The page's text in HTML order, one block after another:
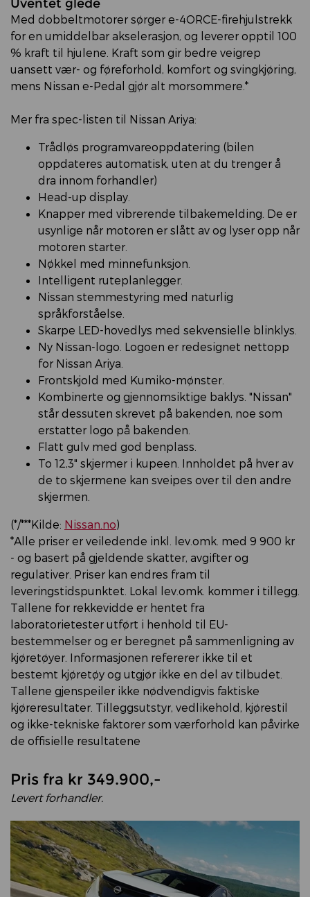
Uventet glede
Med dobbeltmotorer sørger e-4ORCE-firehjulstrekk
for en umiddelbar akselerasjon, og leverer opptil 100
% kraft til hjulene. Kraft som gir bedre veigrep
uansett vær- og føreforhold, komfort og svingkjøring,
mens Nissan e-Pedal gjør alt morsommere.*
Mer fra spec-listen til Nissan Ariya:
Trådløs programvareoppdatering (bilen
oppdateres automatisk, uten at du trenger å
dra innom forhandler)
Head-up display.
Knapper med vibrerende tilbakemelding. De er
usynlige når motoren er slått av og lyser opp når
motoren starter.
Nøkkel med minnefunksjon.
Intelligent ruteplanlegger.
Nissan stemmestyring med naturlig
språkforståelse.
Skarpe LED-hovedlys med sekvensielle blinklys.
Ny Nissan-logo. Logoen er redesignet nettopp
for Nissan Ariya.
Frontskjold med Kumiko-mønster.
Kombinerte og gjennomsiktige baklys. "Nissan"
står dessuten skrevet på bakenden, noe som
erstatter logo på bakenden.
Flatt gulv med god benplass.
To 12,3" skjermer i kupeen. Innholdet på hver av
de to skjermene kan sveipes over til den andre
skjermen.
(*/***Kilde: Nissan.no)
*Alle priser er veiledende inkl. lev.omk. med 9 900 kr
- og basert på gjeldende skatter, avgifter og
regulativer. Priser kan endres fram til
leveringstidspunktet. Lokal lev.omk. kommer i tillegg.
Tallene for rekkevidde er hentet fra
laboratorietester utført i henhold til EU-
bestemmelser og er beregnet på sammenligning av
kjøretøyer. Informasjonen refererer ikke til et
bestemt kjøretøy og utgjør ikke en del av tilbudet.
Tallene gjenspeiler ikke nødvendigvis faktiske
kjøreresultater. Tilleggsutstyr, vedlikehold, kjørestil
og ikke-tekniske faktorer som værforhold kan påvirke
de offisielle resultatene
Pris fra kr 349.900,-
Levert forhandler.